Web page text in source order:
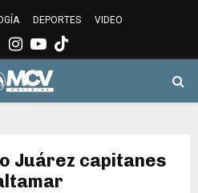
DEPORTES VIDEO
Twitter
Instagram
Youtube
Juárez capitanes